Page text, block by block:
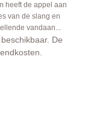
heeft de appel aan
van de slang en
vandaan...
De